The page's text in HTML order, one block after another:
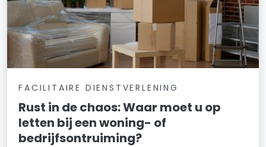
FACILITAIRE DIENSTVERLENING
Rust in de chaos: Waar moet u op
letten bij een woning- of
bedrijfsontruiming?